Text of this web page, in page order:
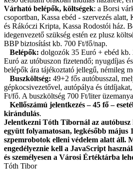
Várható belépők, költségek: a Borsi
csoportban, Kassa ebéd - szervezés alatt,
és Rákóczi Kripta, Kassa Rodostói ház.
idegenvezető szükség estén ez plusz
BBP biztosítást kb. 700 Ft/fő/nap.
Belépők: dolgozók 35 Euró + ebéd kb.
Euró az utóbuszon fizetendő; nyugdíjas
belépők ára tájékoztató jellegű, némileg
Buszköltség: 49+2 fős autóbusszal,
gépkocsivezetővel, autópálya és
Ft/fő. A buszköltség 700 Ft/liter
Kellőszámú jelentkezés – 45 fő –
kirándulás.
Jelentkezni Tóth Tibornál az autóbusz
együtt folyamatosan, legkésőbb május
szpemrobotok elleni védelem alatt áll.
engedélyeznie kell a JavaScript
és személyesen a Városi Értéktárba
Tóth Tibor